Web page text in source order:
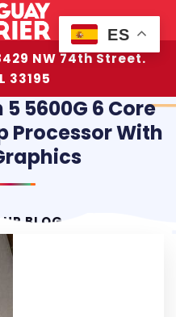
NW 74th Street.
33195
5 5600G 6 Core
Processor With
BLOG
ES